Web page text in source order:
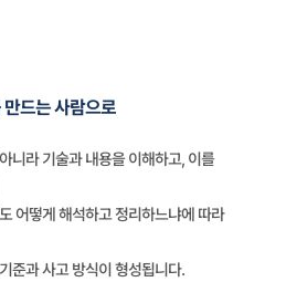
드는 사람으로
니라 기술과 내용을 이해하고, 이를
어떻게 해석하고 정리하느냐에 따라
준과 사고 방식이 형성됩니다.